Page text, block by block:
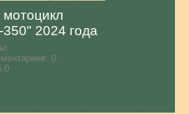
350" 2024 года
0